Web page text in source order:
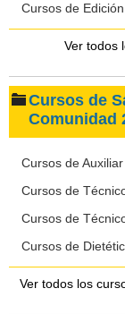
Cursos de
Ver todos
Cursos de
Comunidad
Cursos de
Cursos de
Cursos de
Cursos de
Ver todos los